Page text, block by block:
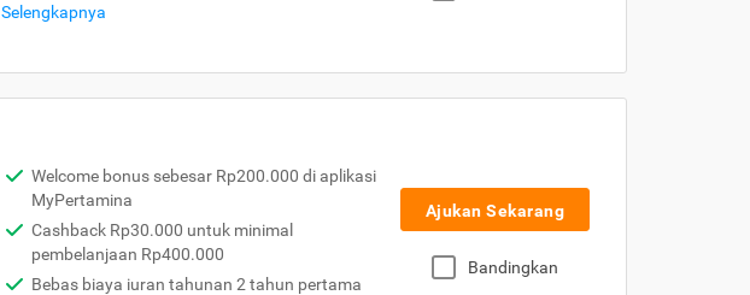
Selengkapnya
Welcome bonus sebesar Rp200.000 di aplikasi
MyPertamina
Cashback Rp30.000 untuk minimal
pembelanjaan Rp400.000
Bebas biaya iuran tahunan 2 tahun pertama
Ajukan Sekarang
Bandingkan